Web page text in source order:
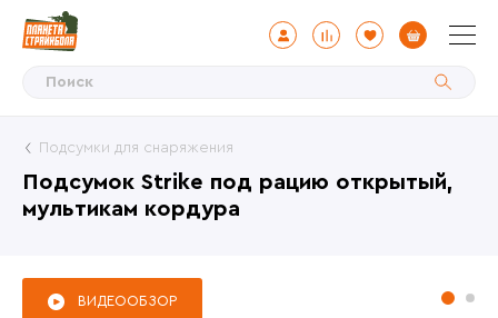
Подсумок Strike под рацию открытый,
мультикам кордура
Подсумки для снаряжения
ВИДЕООБЗОР